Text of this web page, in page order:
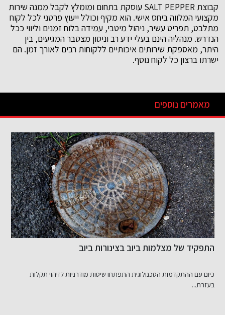
קבוצת SALT PEPPER עוסקת בתחום ומומלץ לקבל ממנה שירות
מקצועי המלווה ביחס אישי. הוא מקיף וכולל ייעוץ פרטני לכל לקוח
מתלבט, תפריט עשיר, ניהול מיטבי, עמידה בלוח זמנים וליווי ככל
הנדרש. מנהליה הינם בעלי ידע רב וניסון מצטבר המגיעים, בין
היתר, מאספקת שירותים איכותיים ללקוחות רבים לאורך זמן. הם
ישרתו ברצון כל לקוח נוסף.
מאמרים נוספים
התפקיד של מצלמות ביוב בצינורות ביוב
כיום עם ההתקדמות הטכנולוגית התפתחו שיטות מודרניות לזיהוי תקלות
בעזרת...